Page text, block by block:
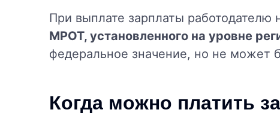
При выплате зарплаты работодателю
МРОТ, установленного на уровне
федеральное значение, но не может
Когда можно платить